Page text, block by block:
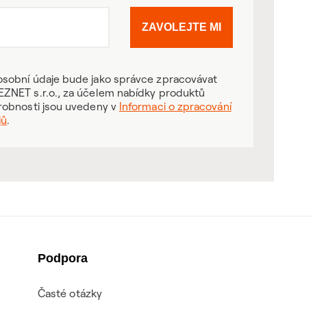
údaje bude jako správce zpracovávat
s.r.o., za účelem nabídky produktů
jsou uvedeny v Informaci o zpracování
.
ZAVOLEJTE MI
Podpora
Časté otázky